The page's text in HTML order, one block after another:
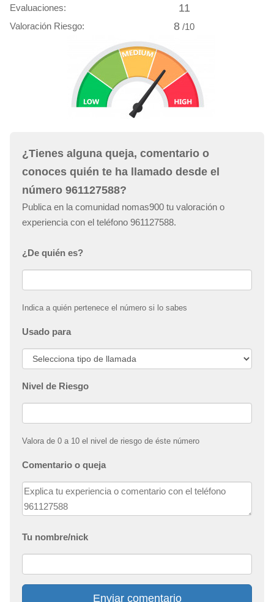
Evaluaciones:
11
Valoración Riesgo: 8 /10
¿Tienes alguna queja, comentario o
conoces quién te ha llamado desde el
número 961127588?
Publica en la comunidad nomas900 tu valoración o
experiencia con el teléfono 961127588.
¿De quién es?
Indica a quién pertenece el número si lo sabes
Usado para
Nivel de Riesgo
Valora de 0 a 10 el nivel de riesgo de éste número
Comentario o queja
Tu nombre/nick
Enviar comentario